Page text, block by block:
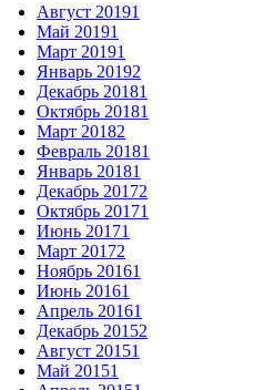
Август 20191
Май 20191
Март 20191
Январь 20192
Декабрь 20181
Октябрь 20181
Март 20182
Февраль 20181
Январь 20181
Декабрь 20172
Октябрь 20171
Июнь 20171
Март 20172
Ноябрь 20161
Июнь 20161
Апрель 20161
Декабрь 20152
Август 20151
Май 20151